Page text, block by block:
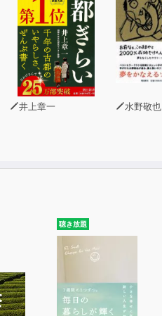
井上章一 水野敬也
聴き放題